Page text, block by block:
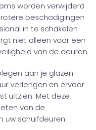
worden verwijderd
beschadigingen
in te schakelen
niet alleen voor een
van de deuren.
aan je glazen
verlengen en ervoor
uitzien. Met deze
van de
uw schuifdeuren